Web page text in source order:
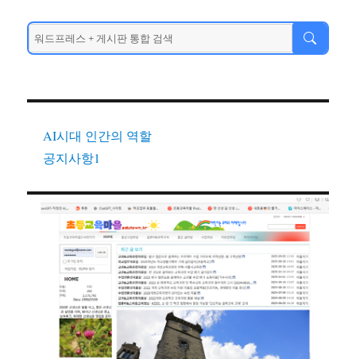
AI시대 인간의 역할
공지사항1